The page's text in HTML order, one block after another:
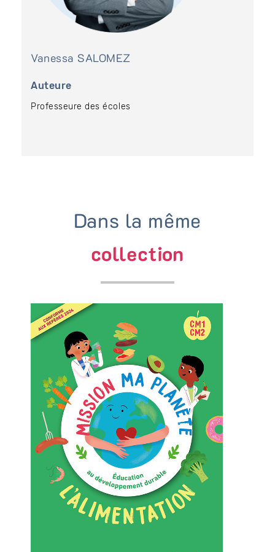
Vanessa SALOMEZ
Auteure
Professeure des écoles
Dans la même
collection